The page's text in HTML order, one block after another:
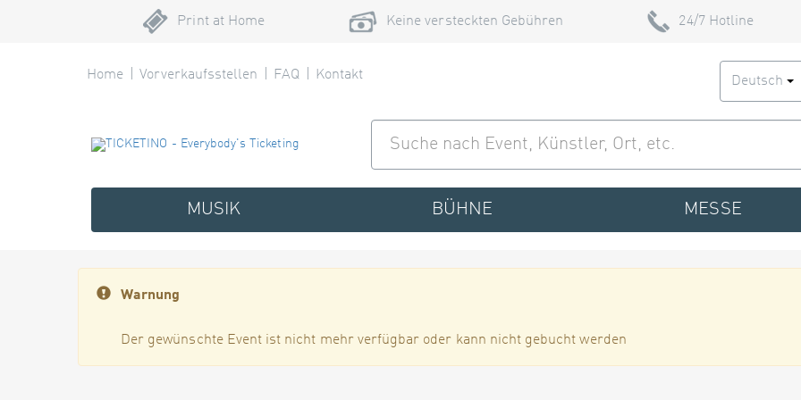
Print at Home Keine versteckten Gebühren 24/7 Hotline
Home Vorverkaufsstellen FAQ Kontakt Deutsch
MUSIK BÜHNE MESSE
Warnung
Der gewünschte Event ist nicht mehr verfügbar oder kann nicht gebucht werden